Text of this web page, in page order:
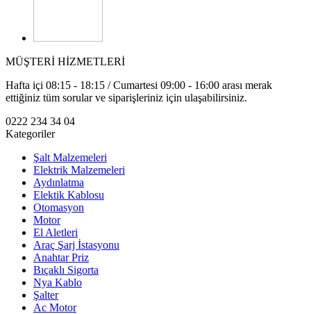
MÜŞTERİ HİZMETLERİ
Hafta içi 08:15 - 18:15 / Cumartesi 09:00 - 16:00 arası merak
ettiğiniz tüm sorular ve siparişleriniz için ulaşabilirsiniz.
0222 234 34 04
Kategoriler
Şalt Malzemeleri
Elektrik Malzemeleri
Aydınlatma
Elektik Kablosu
Otomasyon
Motor
El Aletleri
Araç Şarj İstasyonu
Anahtar Priz
Bıçaklı Sigorta
Nya Kablo
Şalter
Ac Motor